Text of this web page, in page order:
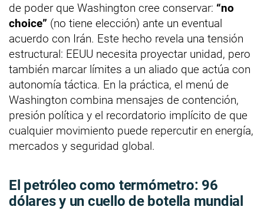
de poder que Washington cree conservar: “no
choice” (no tiene elección) ante un eventual
acuerdo con Irán. Este hecho revela una tensión
estructural: EEUU necesita proyectar unidad, pero
también marcar límites a un aliado que actúa con
autonomía táctica. En la práctica, el menú de
Washington combina mensajes de contención,
presión política y el recordatorio implícito de que
cualquier movimiento puede repercutir en energía,
mercados y seguridad global.
El petróleo como termómetro: 96
dólares y un cuello de botella mundial